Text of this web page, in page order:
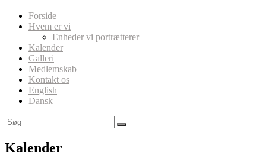
Forside
Hvem er vi
Enheder vi portrætterer
Kalender
Galleri
Medlemskab
Kontakt os
English
Dansk
Kalender